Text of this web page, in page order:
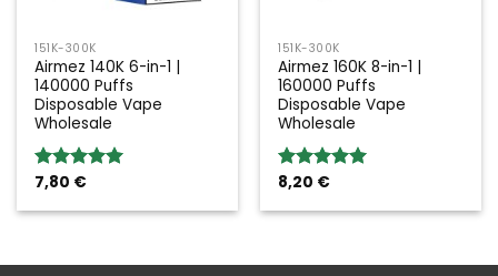
151K-300K
Airmez 140K 6-in-1 |
140000 Puffs
Disposable Vape
Wholesale
Rated5.00
7,80 €
151K-300K
Airmez 160K 8-in-1 |
160000 Puffs
Disposable Vape
Wholesale
Rated5.00
8,20 €